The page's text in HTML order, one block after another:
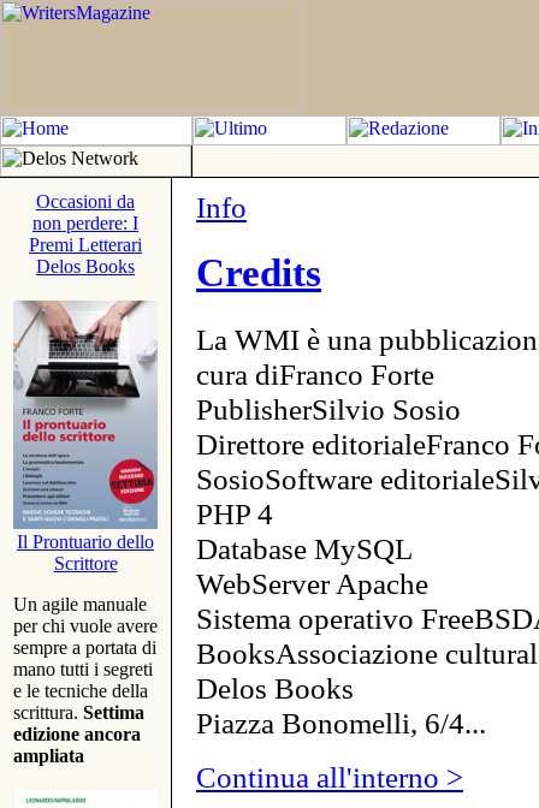
Occasioni da
non perdere: I
Premi Letterari
Delos Books
Il Prontuario dello
Scrittore
Un agile manuale
per chi vuole avere
sempre a portata di
mano tutti i segreti
e le tecniche della
scrittura. Settima
edizione ancora
ampliata
Info
Credits
La WMI è una
cura diFranco Forte
PublisherSilvio Sosio
Direttore editorialeFranco
SosioSoftware
PHP 4
Database MySQL
WebServer Apache
Sistema operativo
BooksAssociazione
Delos Books
Piazza Bonomelli, 6/4...
Continua all'interno >